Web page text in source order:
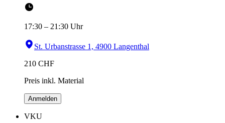
17:30 – 21:30 Uhr
St. Urbanstrasse 1, 4900 Langenthal
210 CHF
Preis inkl. Material
Anmelden
VKU